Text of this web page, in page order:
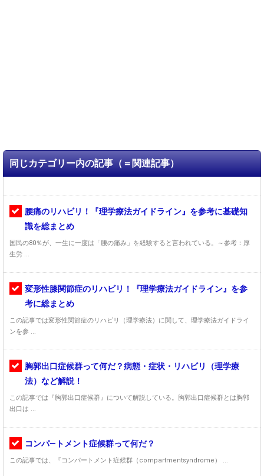
同じカテゴリー内の記事（＝関連記事）
腰痛のリハビリ！『理学療法ガイドライン』を参考に基礎知
識を総まとめ
国民の80％が、一生に一度は「腰の痛み」を経験すると言われている。～参考：厚
生労 ...
変形性膝関節症のリハビリ！『理学療法ガイドライン』を参
考に総まとめ
この記事では変形性関節症のリハビリ（理学療法）に関して、理学療法ガイドライ
ンを参 ...
胸郭出口症候群って何だ？病態・症状・リハビリ（理学療
法）など解説！
この記事では『胸郭出口症候群』について解説している。胸郭出口症候群とは胸郭
出口は ...
コンパ―トメント症候群って何だ？
この記事では、『コンパートメント症候群（compartmentsyndrome） ...